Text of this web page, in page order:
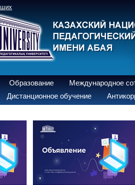
Образование
Международное
Дистанционное обучение